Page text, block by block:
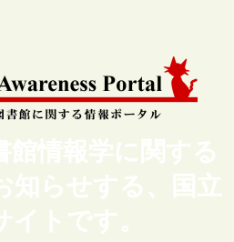
館情報学に関する
知らせする、国立
イトです。